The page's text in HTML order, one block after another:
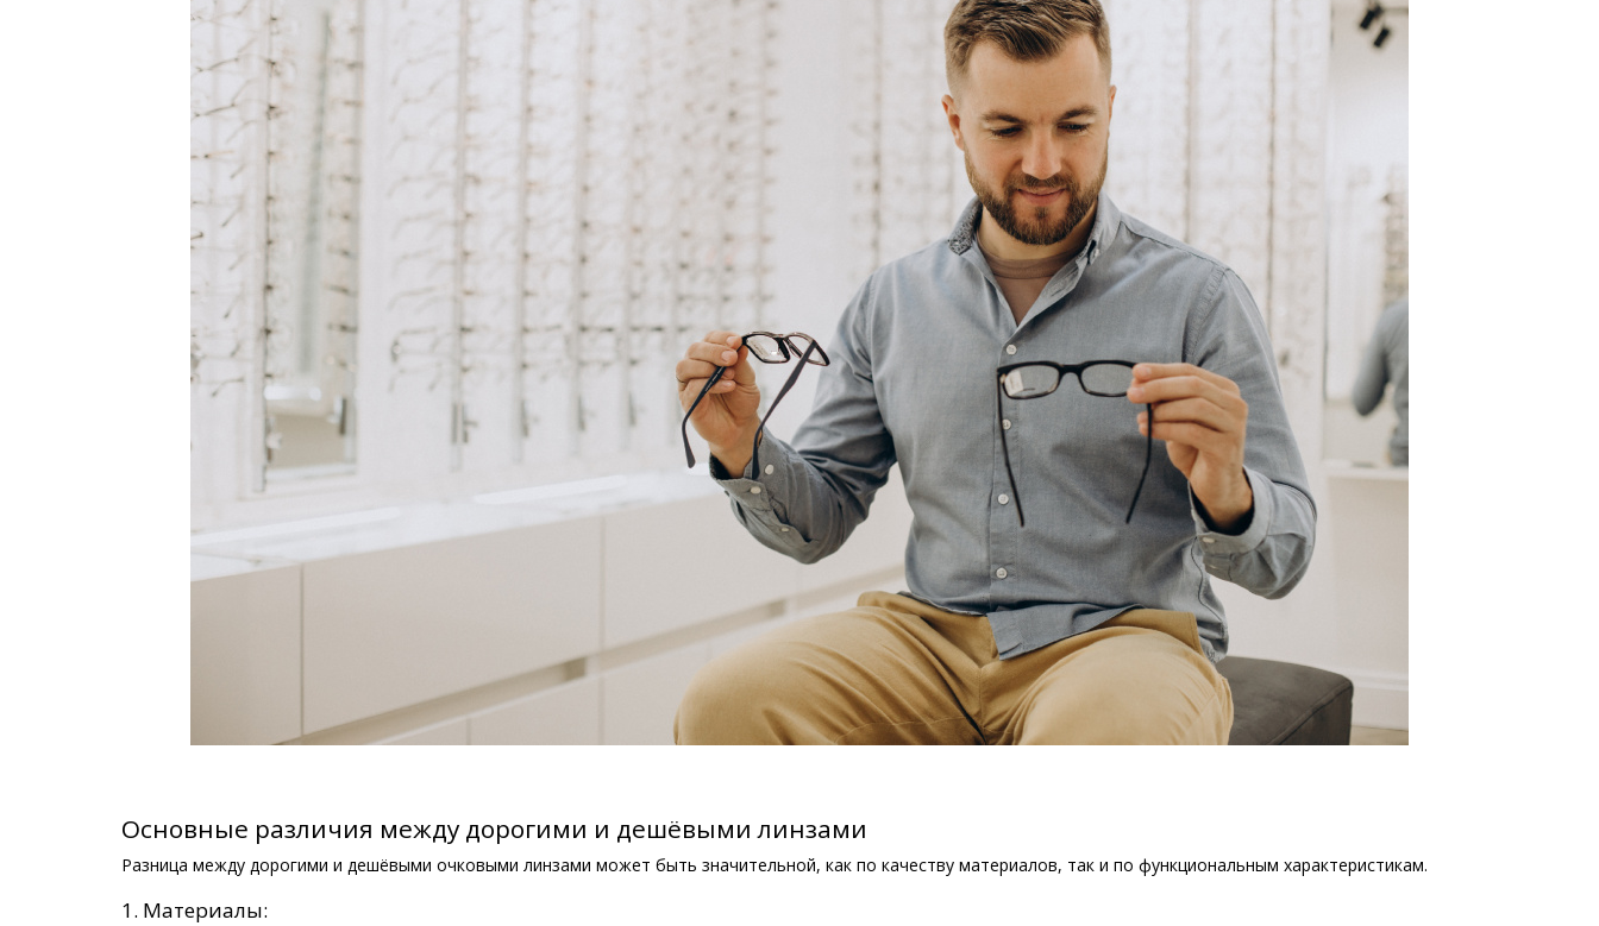
Основные различия между дорогими и дешёвыми линзами
Разница между дорогими и дешёвыми очковыми линзами может быть значительной, как по качеству материалов, так и по функциональным характеристикам.
1. Материалы: